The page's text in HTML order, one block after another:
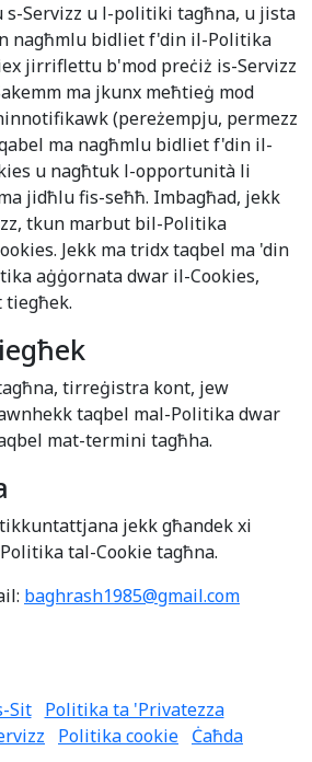
Servizz u l-politiki tagħna, u jista
nagħmlu bidliet f'din il-Politika
jirriflettu b'mod preċiż is-Servizz
ma jkunx meħtieġ mod
(pereżempju, permezz
ma nagħmlu bidliet f'din il-
u nagħtuk l-opportunità li
jidħlu fis-seħħ. Imbagħad, jekk
tkun marbut bil-Politika
Jekk ma tridx taqbel ma 'din
aġġornata dwar il-Cookies,
tirreġistra kont, jew
taqbel mal-Politika dwar
mat-termini tagħha.
jekk għandek xi
tal-Cookie tagħna.
baghrash1985@gmail.com
Sit
Politika ta 'Privatezza
Politika cookie Ċaħda